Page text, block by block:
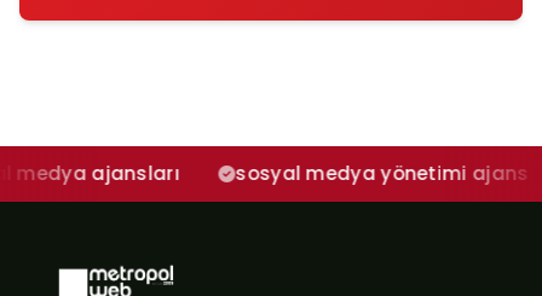
sosyal medya yönetimi ajans